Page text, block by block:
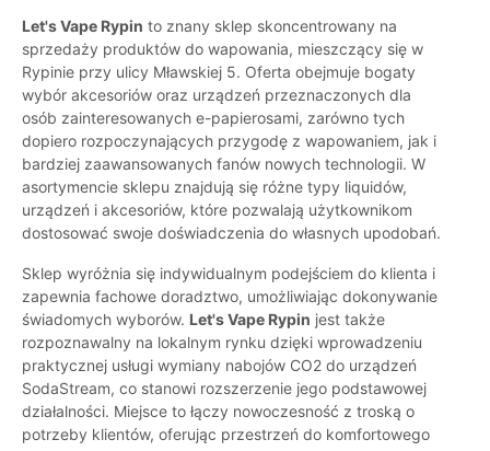
Let's Vape Rypin to znany sklep skoncentrowany na
sprzedaży produktów do wapowania, mieszczący się w
Rypinie przy ulicy Mławskiej 5. Oferta obejmuje bogaty
wybór akcesoriów oraz urządzeń przeznaczonych dla
osób zainteresowanych e-papierosami, zarówno tych
dopiero rozpoczynających przygodę z wapowaniem, jak i
bardziej zaawansowanych fanów nowych technologii. W
asortymencie sklepu znajdują się różne typy liquidów,
urządzeń i akcesoriów, które pozwalają użytkownikom
dostosować swoje doświadczenia do własnych upodobań.
Sklep wyróżnia się indywidualnym podejściem do klienta i
zapewnia fachowe doradztwo, umożliwiając dokonywanie
świadomych wyborów. Let's Vape Rypin jest także
rozpoznawalny na lokalnym rynku dzięki wprowadzeniu
praktycznej usługi wymiany nabojów CO2 do urządzeń
SodaStream, co stanowi rozszerzenie jego podstawowej
działalności. Miejsce to łączy nowoczesność z troską o
potrzeby klientów, oferując przestrzeń do komfortowego